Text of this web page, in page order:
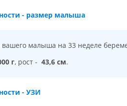
- размер малыша
вашего малыша на 33 неделе
г, рост - 43,6 см.
- УЗИ